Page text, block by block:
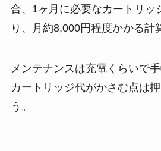
合、1ヶ月に必要なカートリッ
り、月約8,000円程度かかる計
メンテナンスは充電くらいで
カートリッジ代がかさむ点は
う。